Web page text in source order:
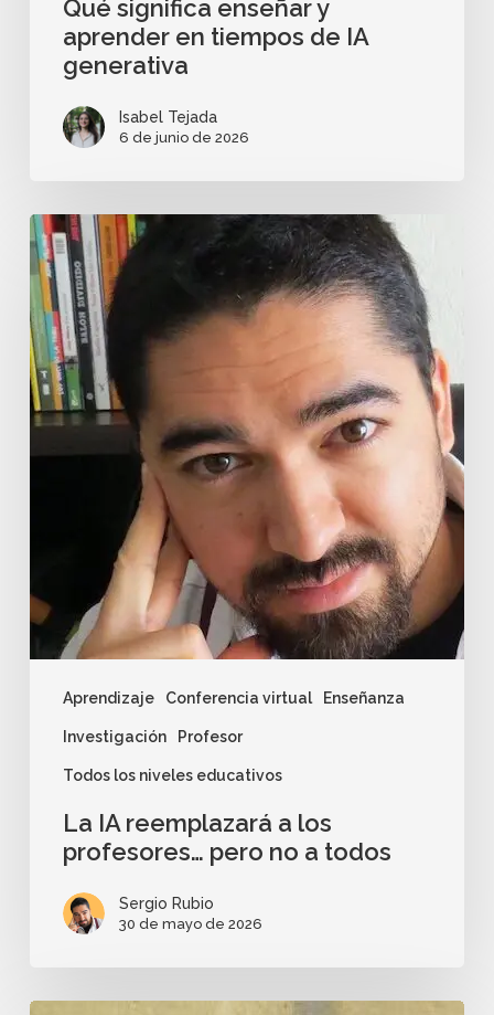
Qué significa enseñar y
aprender en tiempos de IA
generativa
Isabel Tejada
6 de junio de 2026
Aprendizaje Conferencia virtual Enseñanza
Investigación Profesor
Todos los niveles educativos
La IA reemplazará a los
profesores… pero no a todos
Sergio Rubio
30 de mayo de 2026